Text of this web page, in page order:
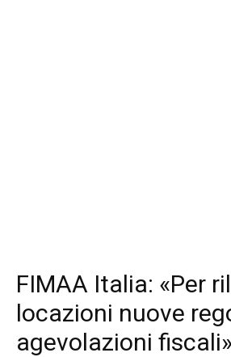
FIMAA Italia: «Per
locazioni nuove
agevolazioni fiscali»